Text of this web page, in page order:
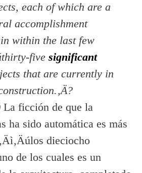
each of which are a
accomplishment
within the last few
five significant
that are currently in
La ficción de que la
ha sido automática es más
dieciocho
de los cuales es un